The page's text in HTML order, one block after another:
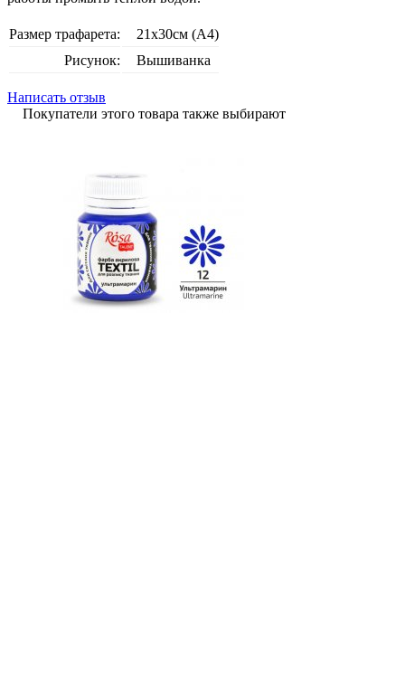
Размер трафарета:
21х30см (А4)
Рисунок:
Вышиванка
Написать отзыв
Покупатели этого товара также выбирают